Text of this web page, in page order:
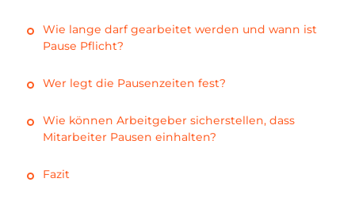
Wie lange darf gearbeitet werden und wann ist
Pause Pflicht?
Wer legt die Pausenzeiten fest?
Wie können Arbeitgeber sicherstellen, dass
Mitarbeiter Pausen einhalten?
Fazit